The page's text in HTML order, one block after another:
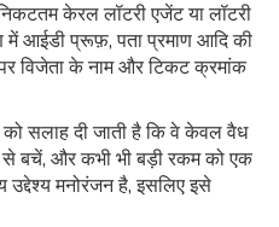
केरल लॉटरी एजेंट या लॉटरी
में आईडी प्रूफ़, पता प्रमाण आदि की
विजेता के नाम और टिकट क्रमांक
सलाह दी जाती है कि वे केवल वैध
बचें, और कभी भी बड़ी रकम को एक
उद्देश्य मनोरंजन है, इसलिए इसे